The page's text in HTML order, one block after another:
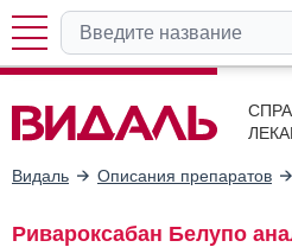
Видаль Описания препаратов
Ривароксабан Белупо